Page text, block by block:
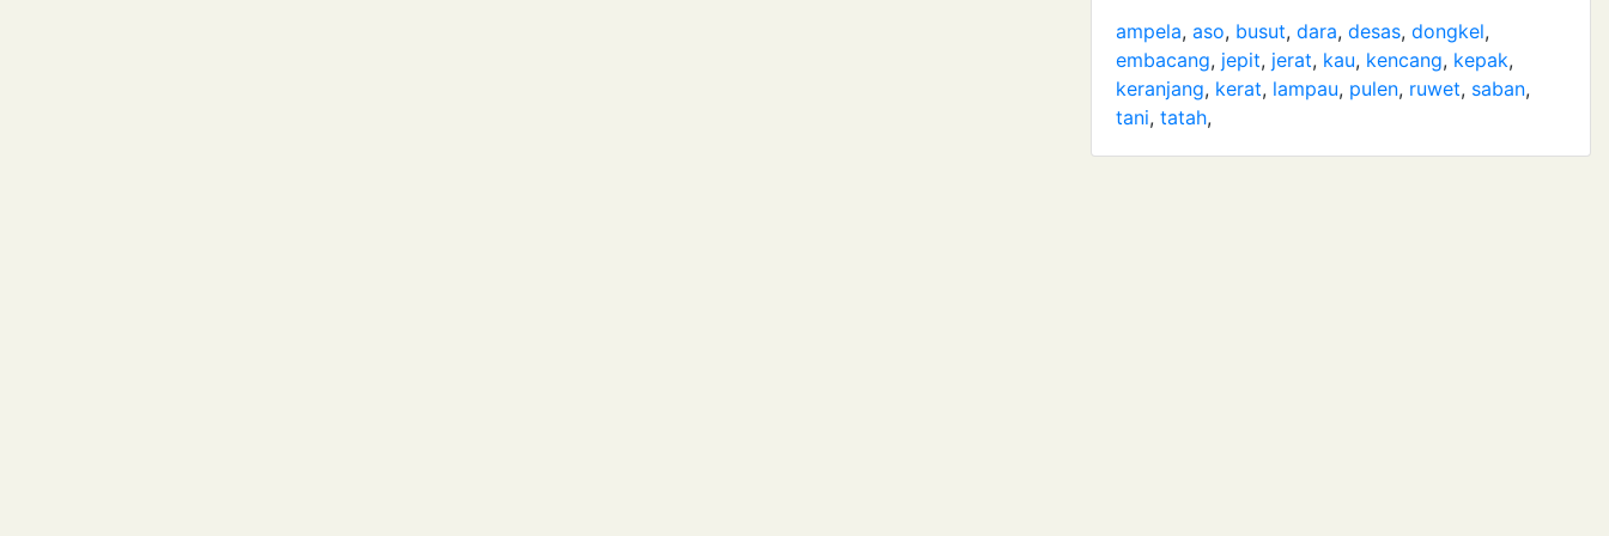
ampela, aso, busut, dara, desas, dongkel,
embacang, jepit, jerat, kau, kencang, kepak,
keranjang, kerat, lampau, pulen, ruwet, saban,
tani, tatah,